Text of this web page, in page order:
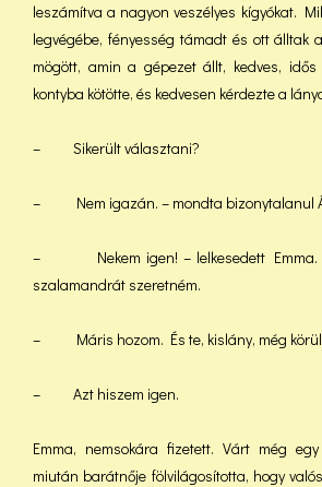
leszámítva a nagyon veszélyes kígyókat.
legvégébe, fényesség támadt és ott álltak
mögött, amin a gépezet állt, kedves,
kontyba kötötte, és kedvesen kérdezte a
– Sikerült választani?
– Nem igazán. – mondta bizonytalanul
– Nekem igen! – lelkesedett Emma.
szalamandrát szeretném.
– Máris hozom. És te, kislány, még
– Azt hiszem igen.
Emma, nemsokára fizetett. Várt még
miután barátnője fölvilágosította, hogy